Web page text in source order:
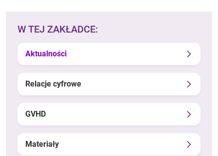
W TEJ ZAKŁADCE:
Aktualności
Relacje cyfrowe
GVHD
Materiały